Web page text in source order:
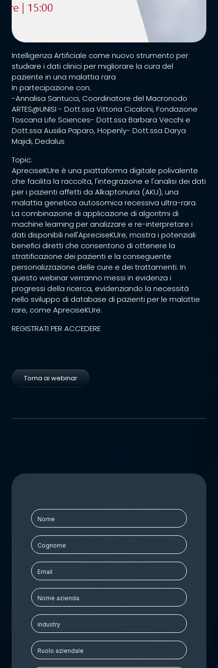
Intelligenza Artificiale come nuovo strumento per
studiare i dati clinici per migliorare la cura del
paziente in una malattia rara
In partecipazione con:
-Annalisa Santucci, Coordinatore del Macronodo
ARTES@UNISI - Dott.ssa Vittoria Cicaloni, Fondazione
Toscana Life Sciences- Dott.ssa Barbara Vecchi e
Dott.ssa Ausilia Paparo, Hopenly- Dott.ssa Darya
Majidi, Dedalus
Topic:
ApreciseKUre è una piattaforma digitale polivalente
che facilita la raccolta, l'integrazione e l'analisi dei dati
per i pazienti affetti da Alkaptonuria (AKU), una
malattia genetica autosomica recessiva ultra-rara.
La combinazione di applicazione di algoritmi di
machine learning per analizzare e re-interpretare i
dati disponibili nell'ApreciseKUre, mostra i potenziali
benefici diretti che consentono di ottenere la
stratificazione dei pazienti e la conseguente
personalizzazione delle cure e dei trattamenti. In
questo webinar verranno messi in evidenza i
progressi della ricerca, evidenziando la necessità
nello sviluppo di database di pazienti per le malattie
rare, come ApreciseKUre.
REGISTRATI PER ACCEDERE
Torna ai webinar